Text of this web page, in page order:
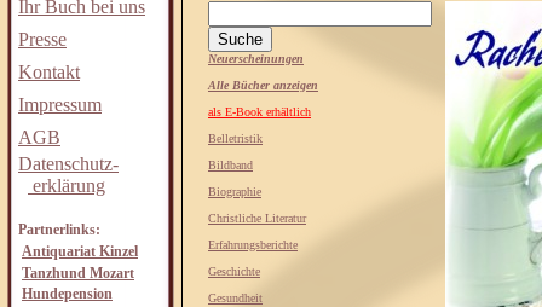
Ihr Buch bei uns
Presse
Kontakt
Impressum
AGB
Datenschutz-
erklärung
Partnerlinks:
Antiquariat Kinzel
Tanzhund Mozart
Hundepension
Neuerscheinungen
Alle Bücher anzeigen
als E-Book erhältlich
Belletristik
Bildband
Biographie
Christliche Literatur
Erfahrungsberichte
Geschichte
Gesundheit